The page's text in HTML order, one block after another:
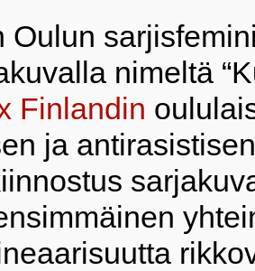
Oulun
nimeltä
Finlandin
ja